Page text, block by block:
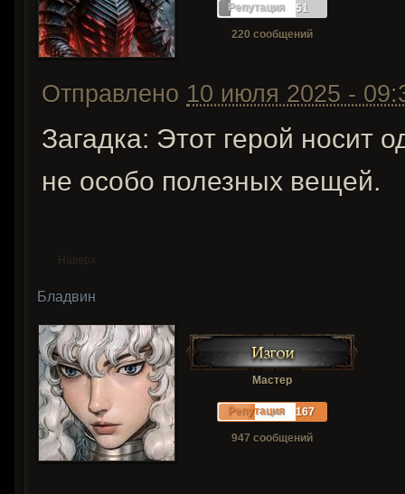
Репутация 51
220 сообщений
Отправлено 10 июля 2025 -
Загадка: Этот герой носит
не особо полезных вещей.
Наверх
Бладвин
Мастер
Репутация 167
947 сообщений